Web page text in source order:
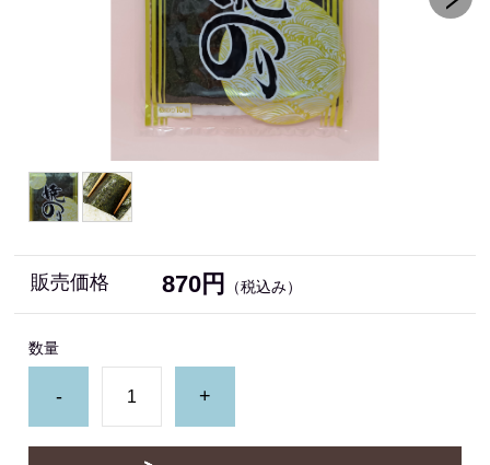
販売価格 870円 （税込み）
数量
- +